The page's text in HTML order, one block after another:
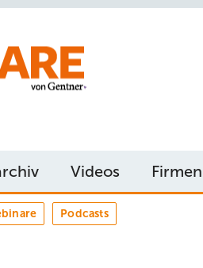
Videos Firmen
Podcasts